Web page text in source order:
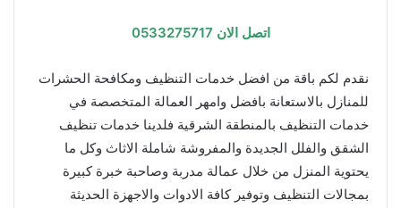
اتصل الان 0533275717
نقدم لكم باقة من افضل خدمات التنظيف ومكافحة الحشرات
للمنازل بالاستعانة بافضل وامهر العمالة المتخصصة في
خدمات التنظيف بالمنطقة الشرقية فلدينا خدمات تنظيف
الشقق والفلل الجديدة والمفروشة شاملة الاثاث وكل ما
يحتوية المنزل من خلال عمالة مدربة وصاحبة خبرة كبيرة
بمجالات التنظيف وتوفير كافة الادوات والاجهزة الحديثة